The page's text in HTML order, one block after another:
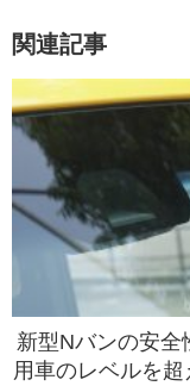
関連記事
新型Nバンの安全
用車のレベルを超